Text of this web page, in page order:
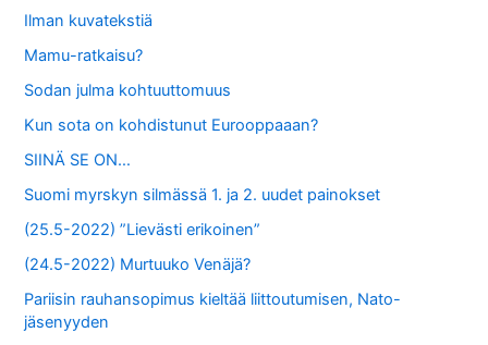
Ilman kuvatekstiä
Mamu-ratkaisu?
Sodan julma kohtuuttomuus
Kun sota on kohdistunut Eurooppaaan?
SIINÄ SE ON…
Suomi myrskyn silmässä 1. ja 2. uudet painokset
(25.5-2022) ”Lievästi erikoinen”
(24.5-2022) Murtuuko Venäjä?
Pariisin rauhansopimus kieltää liittoutumisen, Nato-
jäsenyyden